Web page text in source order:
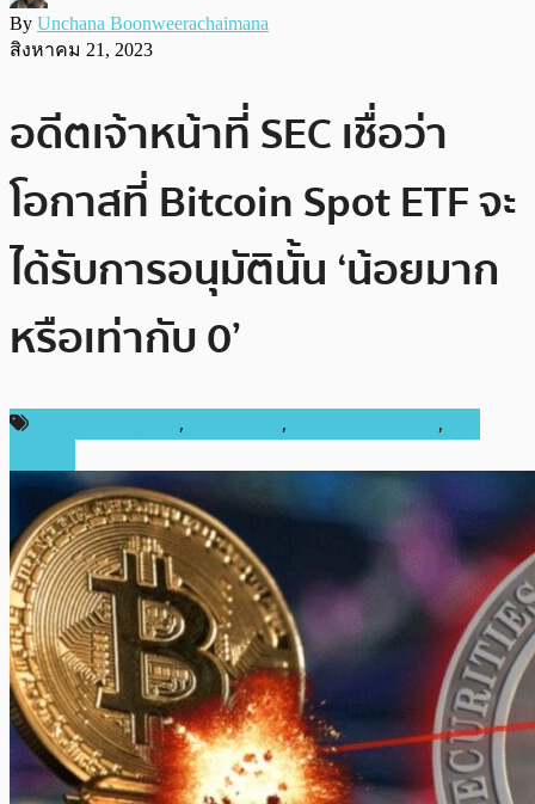
By Unchana Boonweerachaimana
สิงหาคม 21, 2023
อดีตเจ้าหน้าที่ SEC เชื่อว่า
โอกาสที่ Bitcoin Spot ETF จะ
ได้รับการอนุมัตินั้น ‘น้อยมาก
หรือเท่ากับ 0’
, , ,